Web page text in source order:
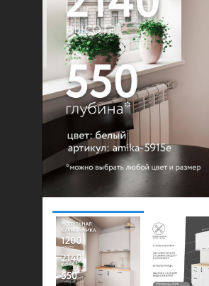
© 2021-2026 mebel.store